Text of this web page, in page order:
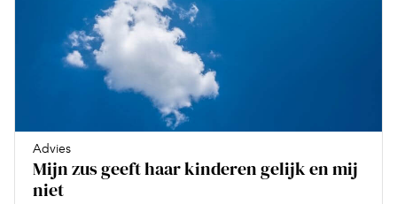
Advies
Mijn zus geeft haar kinderen gelijk en mij
niet